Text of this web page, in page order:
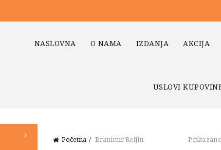
NASLOVNA O NAMA IZDANJA AKCIJA
USLOVI
Početna Branimir Reljin